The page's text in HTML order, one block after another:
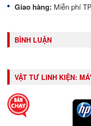
Giao hàng: Miễn phí
BÌNH LUẬN
VẬT TƯ LINH KIỆN: MÁY